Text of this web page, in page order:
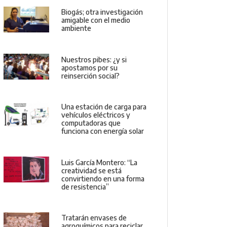
Biogás; otra investigación
amigable con el medio
ambiente
Nuestros pibes: ¿y si
apostamos por su
reinserción social?
Una estación de carga para
vehículos eléctricos y
computadoras que
funciona con energía solar
Luis García Montero: “La
creatividad se está
convirtiendo en una forma
de resistencia”
Tratarán envases de